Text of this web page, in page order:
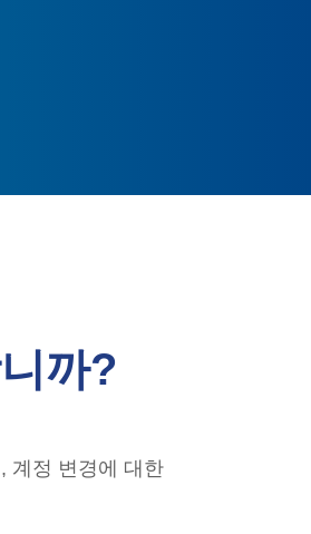
까?
계정 변경에 대한